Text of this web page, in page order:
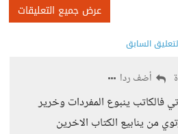
عرض جميع التعليقات
السابق
أضف ردا
فالكاتب ينبوع المفردات وخرير
من ينابيع الكتاب الاخرين